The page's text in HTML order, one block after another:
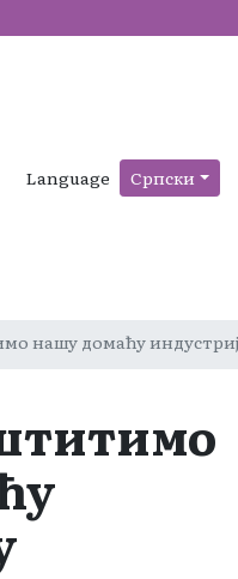
Language Српски
нашу домаћу